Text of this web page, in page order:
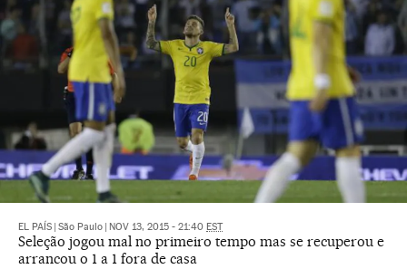
EL PAÍS São Paulo NOV 13, 2015 - 21:40 EST
Seleção jogou mal no primeiro tempo mas se recuperou e
arrancou o 1 a 1 fora de casa